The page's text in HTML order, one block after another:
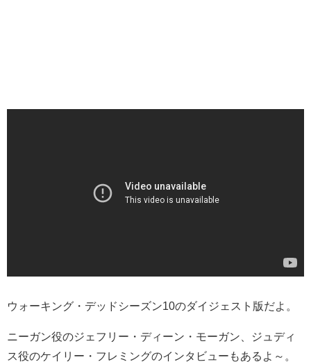
ウォーキング・デッドシーズン10のダイジェスト版だよ。
ニーガン役のジェフリー・ディーン・モーガン、ジュディ
ス役のケイリー・フレミングのインタビューもあるよ～。